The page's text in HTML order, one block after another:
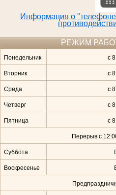
Информация о
РЕЖИМ
Понедельник с
Вторник с
Среда с
Четверг с
Пятница с
Перерыв с
Суббота
Воскресенье